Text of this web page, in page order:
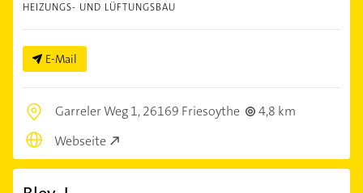
HEIZUNGS- UND LÜFTUNGSBAU
E-Mail
Garreler Weg 1,26169 Friesoythe
4,8 km
Webseite